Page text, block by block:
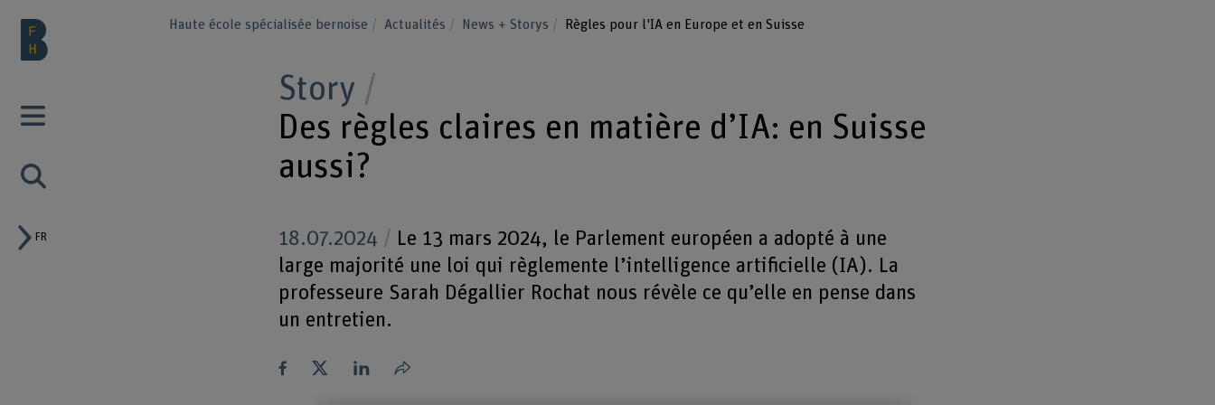
FR
Haute école spécialisée bernoise Actualités News + Storys Règles pour l'IA en Europe et en Suisse
Story
Des règles claires en matière d’IA: en Suisse
aussi?
18.07.2024
Le 13 mars 2024, le Parlement européen a adopté à une
large majorité une loi qui règlemente l’intelligence artificielle (IA). La
professeure Sarah Dégallier Rochat nous révèle ce qu’elle en pense dans
un entretien.
Partager